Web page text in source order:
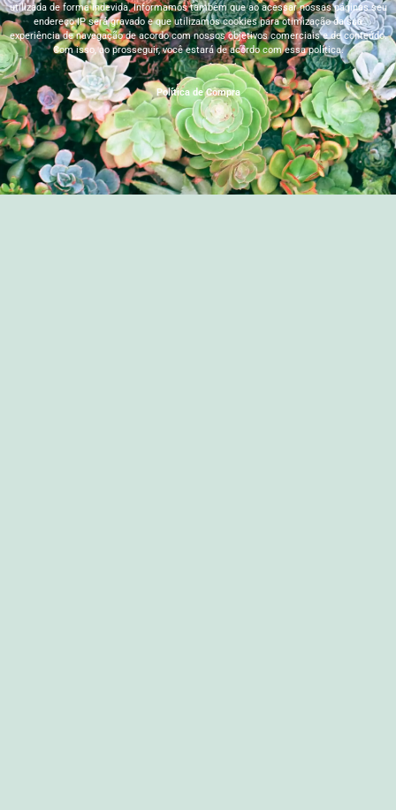
utilizada de forma indevida. Informamos também que ao acessar nossas páginas seu
endereço IP será gravado e que utilizamos cookies para otimização da sua
experiência de navegação de acordo com nossos objetivos comerciais e de conteúdo.
Com isso, ao prosseguir, você estará de acordo com essa política.
Política de Compra